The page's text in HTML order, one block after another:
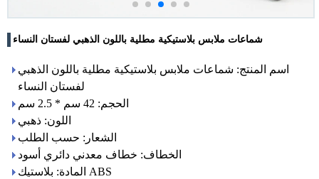
شماعات ملابس بلاستيكية مطلية باللون الذهبي لفستان النساء
اسم المنتج: شماعات ملابس بلاستيكية مطلية باللون الذهبي
لفستان النساء
الحجم: 42 سم * 2.5 سم
اللون: ذهبي
الشعار: حسب الطلب
الخطاف: خطاف معدني دائري أسود
المادة: بلاستيك ABS